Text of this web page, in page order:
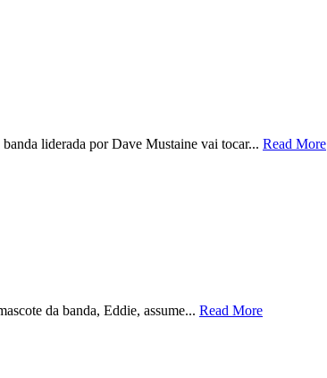
liderada por Dave Mustaine vai tocar... Read More
da banda, Eddie, assume... Read More